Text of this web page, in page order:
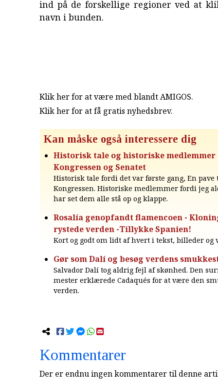
ind på de forskellige regioner ved at
navn i bunden.
Klik her for at være med blandt AMIGOS.
Klik her for at få gratis nyhedsbrev.
Kan måske også interessere dig
Historisk tale og historiske medlemmer
Kongressen og Senatet
Historisk tale fordi det var første gang, En pave
Kongressen. Historiske medlemmer fordi jeg
har set dem alle stå op og klappe.
Rosalía genopfandt flamencoen -
rystede verden -Tillykke Spanien!
Kort og godt om lidt af hvert i tekst, billeder og
Gør som Dalí og besøg verdens
Salvador Dalí tog aldrig fejl af skønhed. Den
mester erklærede Cadaqués for at være den
verden.
Kommentarer
Der er endnu ingen kommentarer til denne